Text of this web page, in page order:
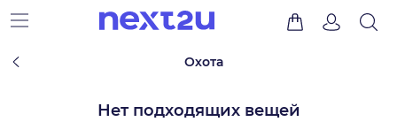
Охота
Нет подходящих вещей